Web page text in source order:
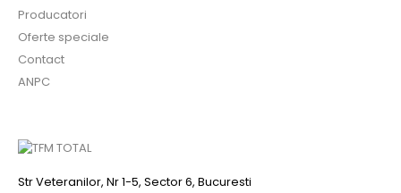
Producatori
Oferte speciale
Contact
ANPC
Str Veteranilor, Nr 1-5, Sector 6, Bucuresti